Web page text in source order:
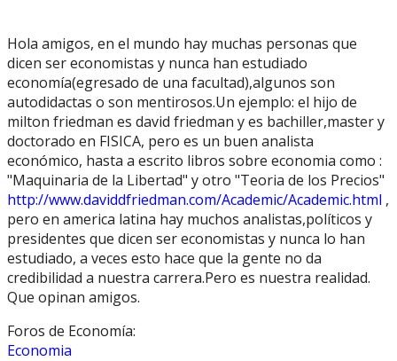
Hola amigos, en el mundo hay muchas personas que
dicen ser economistas y nunca han estudiado
economía(egresado de una facultad),algunos son
autodidactas o son mentirosos.Un ejemplo: el hijo de
milton friedman es david friedman y es bachiller,master y
doctorado en FISICA, pero es un buen analista
económico, hasta a escrito libros sobre economia como :
"Maquinaria de la Libertad" y otro "Teoria de los Precios"
http://www.daviddfriedman.com/Academic/Academic.html ,
pero en america latina hay muchos analistas,políticos y
presidentes que dicen ser economistas y nunca lo han
estudiado, a veces esto hace que la gente no da
credibilidad a nuestra carrera.Pero es nuestra realidad.
Que opinan amigos.
Foros de Economía:
Economia